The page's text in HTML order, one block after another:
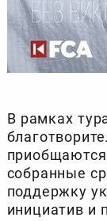
В рамках
собранные
поддержку
инициатив и